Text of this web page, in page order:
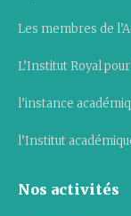
Les membres de
L’Institut Royal
l’instance
l’Institut
Nos activités